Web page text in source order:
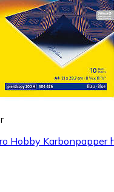
Hobby Karbonpapper